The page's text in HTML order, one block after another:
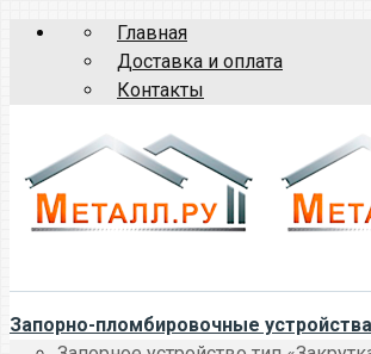
Главная
Доставка и оплата
Контакты
Запорно-пломбировочные устройства